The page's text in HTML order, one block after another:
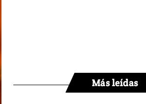
Más leídas